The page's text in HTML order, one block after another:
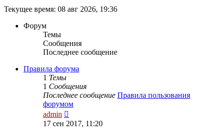
Текущее время: 08 авг 2026, 19:36
Форум
Темы
Сообщения
Последнее сообщение
Правила форума
1 Темы
1 Сообщения
Последнее сообщение Правила пользования
форумом
admin
к
17 сен 2017, 11:20